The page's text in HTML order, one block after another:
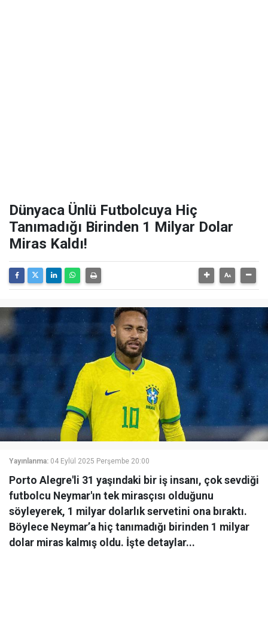
Dünyaca Ünlü Futbolcuya Hiç
Tanımadığı Birinden 1 Milyar Dolar
Miras Kaldı!
Yayınlanma: 04 Eylül 2025 Perşembe 20:00
Porto Alegre'li 31 yaşındaki bir iş insanı, çok sevdiği
futbolcu Neymar'ın tek mirasçısı olduğunu
söyleyerek, 1 milyar dolarlık servetini ona bıraktı.
Böylece Neymar’a hiç tanımadığı birinden 1 milyar
dolar miras kalmış oldu. İşte detaylar...